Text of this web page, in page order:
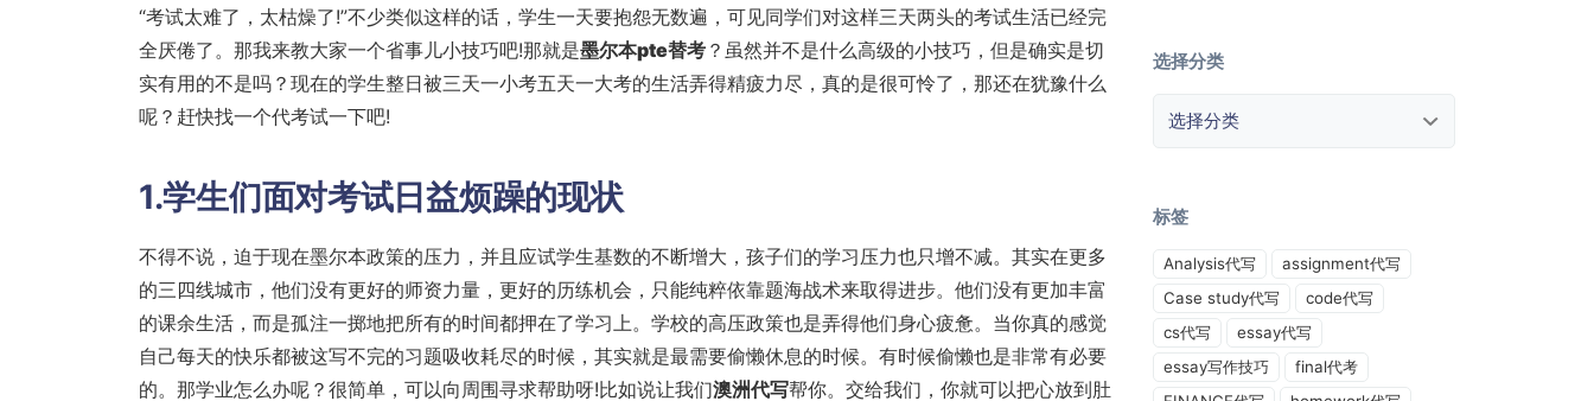
“考试太难了，太枯燥了!”不少类似这样的话，学生一天要抱怨无数遍，可见同学们对这样三天两头的考试生活已经完
全厌倦了。那我来教大家一个省事儿小技巧吧!那就是墨尔本pte替考 ？虽然并不是什么高级的小技巧，但是确实是切
实有用的不是吗？现在的学生整日被三天一小考五天一大考的生活弄得精疲力尽，真的是很可怜了，那还在犹豫什么
呢？赶快找一个代考试一下吧!
1.学生们面对考试日益烦躁的现状
不得不说，迫于现在墨尔本政策的压力，并且应试学生基数的不断增大，孩子们的学习压力也只增不减。其实在更多
的三四线城市，他们没有更好的师资力量，更好的历练机会，只能纯粹依靠题海战术来取得进步。他们没有更加丰富
的课余生活，而是孤注一掷地把所有的时间都押在了学习上。学校的高压政策也是弄得他们身心疲惫。当你真的感觉
自己每天的快乐都被这写不完的习题吸收耗尽的时候，其实就是最需要偷懒休息的时候。有时候偷懒也是非常有必要
的。那学业怎么办呢？很简单，可以向周围寻求帮助呀!比如说让我们澳洲代写帮你。交给我们，你就可以把心放到肚
选择分类
标签
Analysis代写
assignment代写
Case study代写
code代写
cs代写
essay代写
essay写作技巧
final代考